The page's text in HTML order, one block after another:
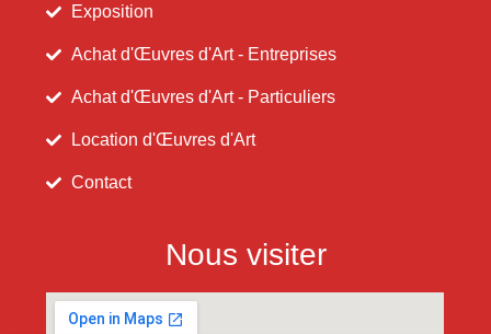
Exposition
Achat d'Œuvres d'Art - Entreprises
Achat d'Œuvres d'Art - Particuliers
Location d'Œuvres d'Art
Contact
Nous visiter